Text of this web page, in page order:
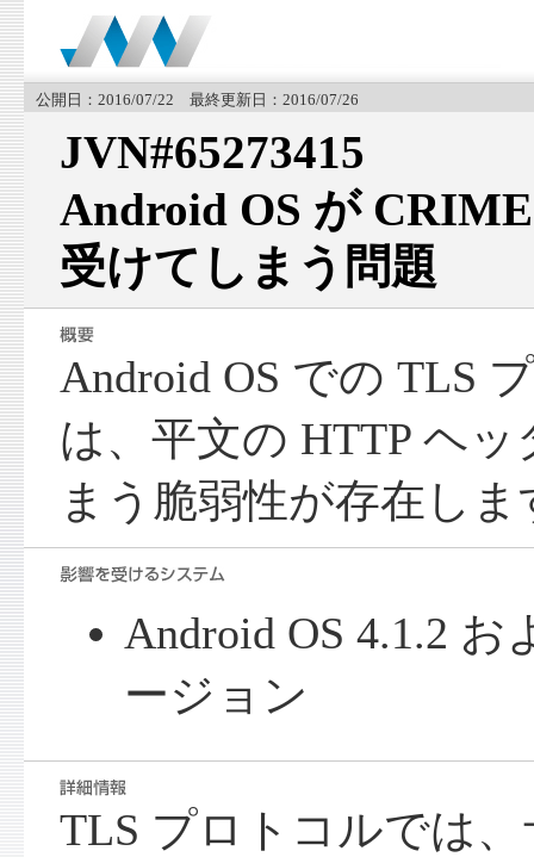
公開日：2016/07/22 最終更新日：2016/07/26
JVN#65273415
Android OS が
受けてしまう問題
Android OS での TLS
は、平文の HTTP ヘ
まう脆弱性が存在しま
Android OS 4.1.2
ージョン
TLS プロトコルでは